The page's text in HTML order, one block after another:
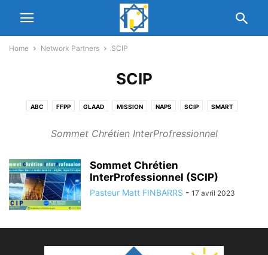
Home Network Partners SCIP
SCIP
ABC FFPP GLAAD MISSION NAPS SCIP SMART
Sommet Chrétien InterProfressionnel
Sommet Chrétien
InterProfessionnel (SCIP)
Pasteur Matt FINBARRS - 17 avril 2023